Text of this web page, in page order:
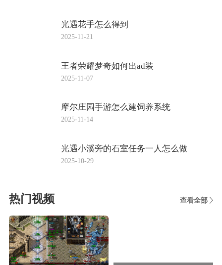
光遇花手怎么得到
2025-11-21
王者荣耀梦奇如何出ad装
2025-11-07
摩尔庄园手游怎么建饲养系统
2025-11-14
光遇小溪旁的石室任务一人怎么做
2025-10-29
热门视频 查看全部